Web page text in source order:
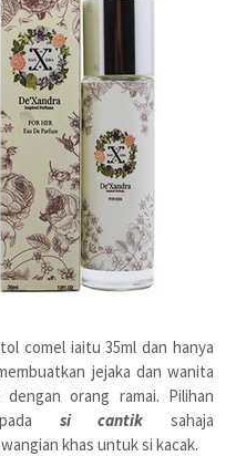
comel iaitu 35ml dan hanya
jejaka dan wanita
orang ramai. Pilihan
si cantik sahaja
khas untuk si kacak.